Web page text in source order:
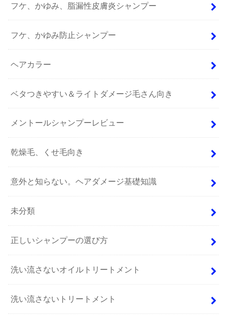
フケ、かゆみ、脂漏性皮膚炎シャンプー
フケ、かゆみ防止シャンプー
ヘアカラー
ベタつきやすい＆ライトダメージ毛さん向き
メントールシャンプーレビュー
乾燥毛、くせ毛向き
意外と知らない。ヘアダメージ基礎知識
未分類
正しいシャンプーの選び方
洗い流さないオイルトリートメント
洗い流さないトリートメント